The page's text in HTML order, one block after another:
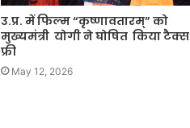
उ.प्र. में फिल्म “कृष्णावतारम्” को
मुख्यमंत्री योगी ने घोषित किया टैक्स
फ्री
May 12, 2026